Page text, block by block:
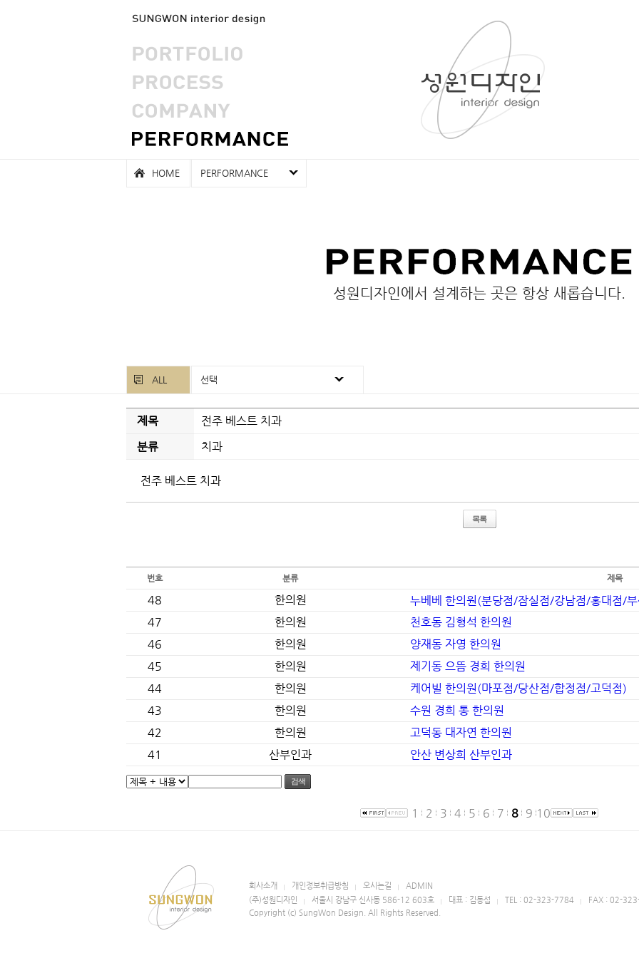
성원디자인에서 설계하는 곳은 항상 새롭습니다.
HOME PERFORMANCE
ALL 선택
제목
전주 베스트 치과
분류
치과
전주 베스트 치과
목록
번호 분류 제목
48 한의원
누베베 한의원(분당점/잠실점/강남점/홍대점/
47
한의원
천호동 김형석 한의원
46
한의원
양재동 자영 한의원
45
한의원
제기동 으뜸 경희 한의원
44
한의원
케어빌 한의원(마포점/당산점/합정점/고덕점)
43
한의원
수원 경희 통 한의원
42
한의원
고덕동 대자연 한의원
41
산부인과 안산 변상희 산부인과
검색
1 2 3 4 5 6 7 8 9 10
회사소개 개인정보취급방침 오시는길
ADMIN
(주)성원디자인
서울시 강남구 신사동 586-12 603호 대표 : 김동섭 TEL : 02-323-7784
FAX : 02-
Copyright (c) SungWon Design. All Rights Reserved.